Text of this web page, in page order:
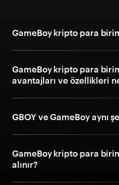
GameBoy kripto para
GameBoy kripto para
avantajları ve özellikleri
GBOY ve GameBoy aynı
GameBoy kripto para
alınır?